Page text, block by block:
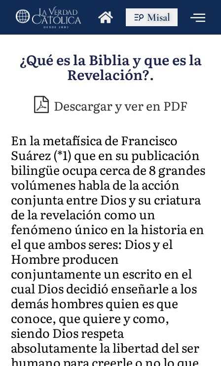
Misal
¿Qué es la Biblia y que es la
Revelación?.
Descargar y ver en PDF
En la metafísica de Francisco
Suárez (*1) que en su publicación
bilingüe ocupa cerca de 8 grandes
volúmenes habla de la acción
conjunta entre Dios y su criatura
de la revelación como un
fenómeno único en la historia en
el que ambos seres: Dios y el
Hombre producen
conjuntamente un escrito en el
cual Dios decidió enseñarle a los
demás hombres quien es que
conoce, que quiere y como,
siendo Dios respeta
absolutamente la libertad del ser
humano para creerle o no lo que